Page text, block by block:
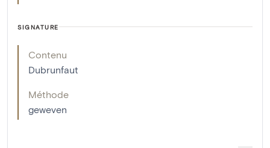
SIGNATURE
Contenu
Dubrunfaut
Méthode
geweven